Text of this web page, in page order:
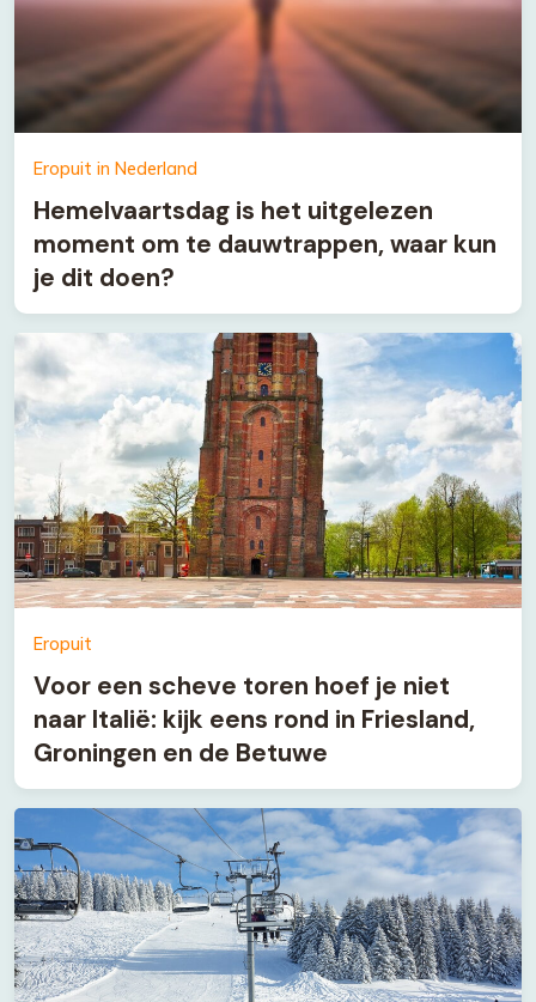
Eropuit in Nederland
Hemelvaartsdag is het uitgelezen
moment om te dauwtrappen, waar kun
je dit doen?
Eropuit
Voor een scheve toren hoef je niet
naar Italië: kijk eens rond in Friesland,
Groningen en de Betuwe